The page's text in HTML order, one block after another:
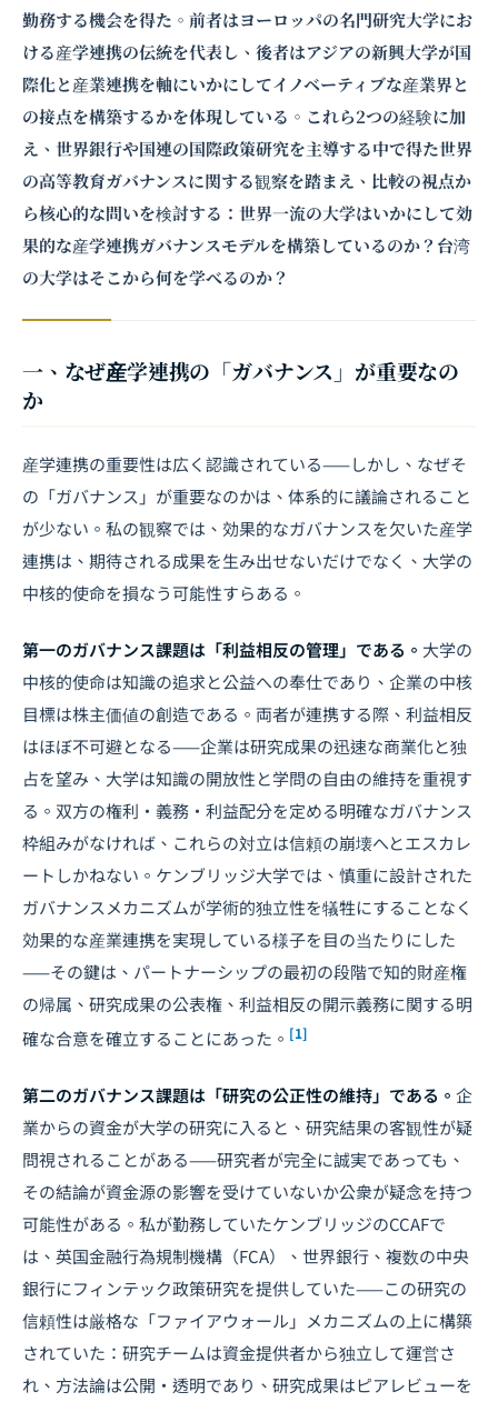
勤務する機会を得た。前者はヨーロッパの名門研究大学にお
ける産学連携の伝統を代表し、後者はアジアの新興大学が国
際化と産業連携を軸にいかにしてイノベーティブな産業界と
の接点を構築するかを体現している。これら2つの経験に加
え、世界銀行や国連の国際政策研究を主導する中で得た世界
の高等教育ガバナンスに関する観察を踏まえ、比較の視点か
ら核心的な問いを検討する：世界一流の大学はいかにして効
果的な産学連携ガバナンスモデルを構築しているのか？台湾
の大学はそこから何を学べるのか？
一、なぜ産学連携の「ガバナンス」が重要なの
か
産学連携の重要性は広く認識されている——しかし、なぜそ
の「ガバナンス」が重要なのかは、体系的に議論されること
が少ない。私の観察では、効果的なガバナンスを欠いた産学
連携は、期待される成果を生み出せないだけでなく、大学の
中核的使命を損なう可能性すらある。
第一のガバナンス課題は「利益相反の管理」である。 大学の
中核的使命は知識の追求と公益への奉仕であり、企業の中核
目標は株主価値の創造である。両者が連携する際、利益相反
はほぼ不可避となる——企業は研究成果の迅速な商業化と独
占を望み、大学は知識の開放性と学問の自由の維持を重視す
る。双方の権利・義務・利益配分を定める明確なガバナンス
枠組みがなければ、これらの対立は信頼の崩壊へとエスカレ
ートしかねない。ケンブリッジ大学では、慎重に設計された
ガバナンスメカニズムが学術的独立性を犠牲にすることなく
効果的な産業連携を実現している様子を目の当たりにした
——その鍵は、パートナーシップの最初の段階で知的財産権
の帰属、研究成果の公表権、利益相反の開示義務に関する明
確な合意を確立することにあった。 [1]
第二のガバナンス課題は「研究の公正性の維持」である。 企
業からの資金が大学の研究に入ると、研究結果の客観性が疑
問視されることがある——研究者が完全に誠実であっても、
その結論が資金源の影響を受けていないか公衆が疑念を持つ
可能性がある。私が勤務していたケンブリッジのCCAFで
は、英国金融行為規制機構（FCA）、世界銀行、複数の中央
銀行にフィンテック政策研究を提供していた——この研究の
信頼性は厳格な「ファイアウォール」メカニズムの上に構築
されていた：研究チームは資金提供者から独立して運営さ
れ、方法論は公開・透明であり、研究成果はピアレビューを